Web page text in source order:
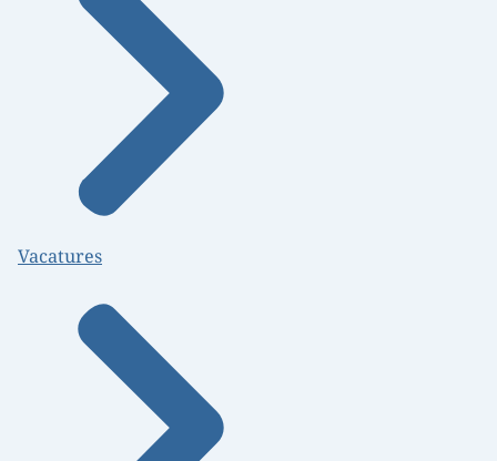
Vacatures